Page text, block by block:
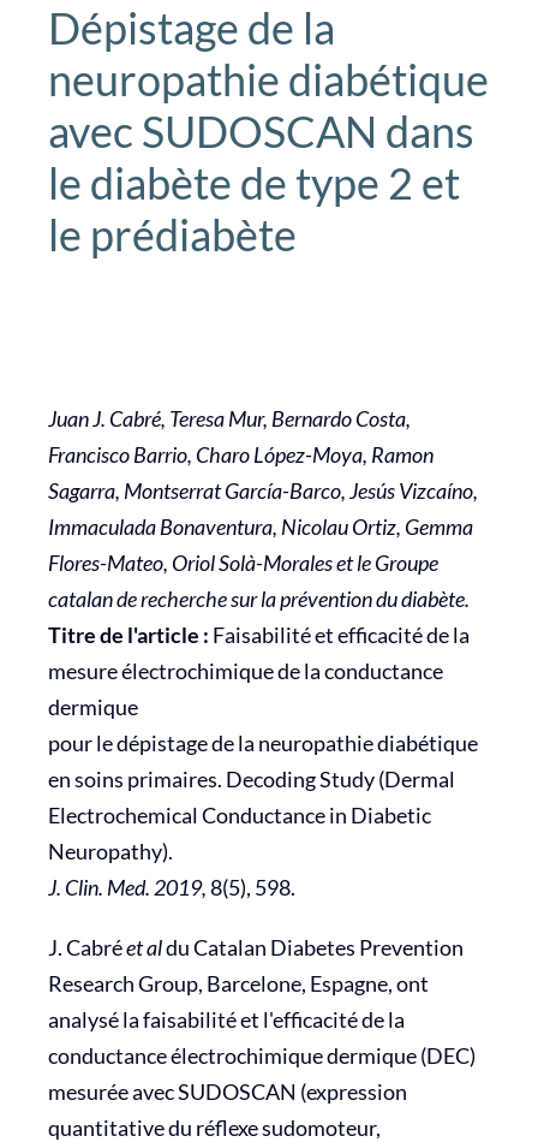
Dépistage de la
neuropathie diabétique
avec SUDOSCAN dans
le diabète de type 2 et
le prédiabète
Juan J. Cabré, Teresa Mur, Bernardo Costa,
Francisco Barrio, Charo López-Moya, Ramon
Sagarra, Montserrat García-Barco, Jesús Vizcaíno,
Immaculada Bonaventura, Nicolau Ortiz, Gemma
Flores-Mateo, Oriol Solà-Morales et le Groupe
catalan de recherche sur la prévention du diabète.
Titre de l'article : Faisabilité et efficacité de la
mesure électrochimique de la conductance
dermique
pour le dépistage de la neuropathie diabétique
en soins primaires. Decoding Study (Dermal
Electrochemical Conductance in Diabetic
Neuropathy).
J. Clin. Med. 2019,8(5), 598.
J. Cabréet aldu Catalan Diabetes Prevention
Research Group, Barcelone, Espagne, ont
analysé la faisabilité et l'efficacité de la
conductance électrochimique dermique (DEC)
mesurée avec SUDOSCAN (expression
quantitative du réflexe sudomoteur,